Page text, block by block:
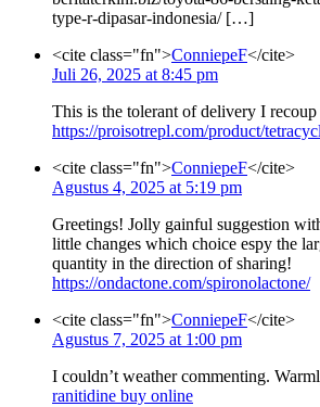
type-r-dipasar-indonesia/ […]
<cite class="fn">ConniepeF</cite>
Juli 26, 2025 at 8:45 pm
This is the tolerant of delivery I
https://proisotrepl.com/product/
<cite class="fn">ConniepeF</cite>
Agustus 4, 2025 at 5:19 pm
Greetings! Jolly gainful suggestion
little changes which choice espy the
quantity in the direction of sharing!
https://ondactone.com/spironolactone/
<cite class="fn">ConniepeF</cite>
Agustus 7, 2025 at 1:00 pm
I couldn’t weather commenting.
ranitidine buy online